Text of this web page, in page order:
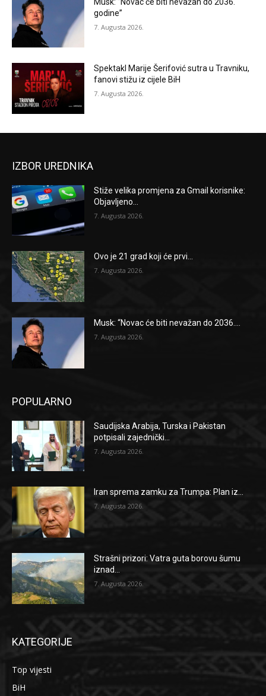
Musk: “Novac će biti nevažan do 2036.
godine”
7. Augusta 2026.
Spektakl Marije Šerifović sutra u Travniku,
fanovi stižu iz cijele BiH
7. Augusta 2026.
IZBOR UREDNIKA
Stiže velika promjena za Gmail korisnike:
Objavljeno...
7. Augusta 2026.
Ovo je 21 grad koji će prvi...
7. Augusta 2026.
Musk: “Novac će biti nevažan do 2036....
7. Augusta 2026.
POPULARNO
Saudijska Arabija, Turska i Pakistan
potpisali zajednički...
7. Augusta 2026.
Iran sprema zamku za Trumpa: Plan iz...
7. Augusta 2026.
Strašni prizori: Vatra guta borovu šumu
iznad...
7. Augusta 2026.
KATEGORIJE
Top vijesti
BiH